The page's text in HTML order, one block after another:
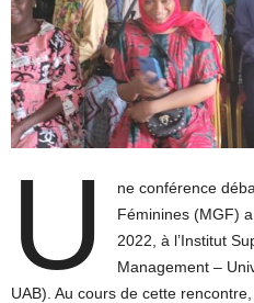
U
ne conférence
Féminines (MGF)
2022, à l’Institut
Management –
UAB). Au cours de cette